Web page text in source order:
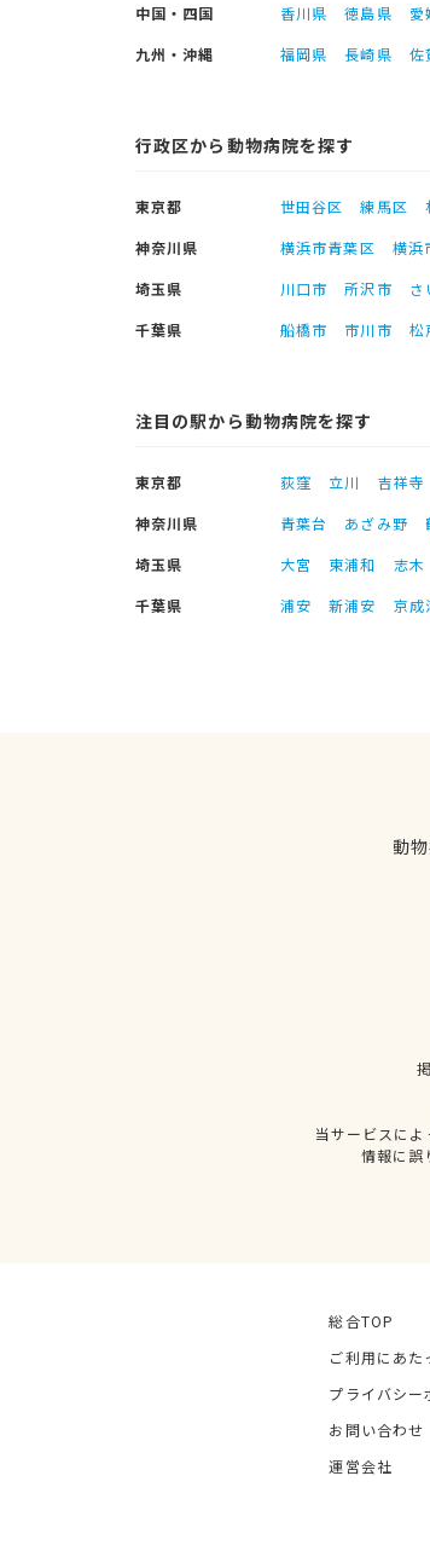
中国・四国
香川県 徳島県 愛
九州・沖縄
福岡県 長崎県 佐
行政区から動物病院を探す
東京都 世田谷区 練馬区
神奈川県
横浜市青葉区 横浜
埼玉県
川口市 所沢市 さ
千葉県
船橋市 市川市 松
注目の駅から動物病院を探す
東京都 荻窪 立川 吉祥寺
神奈川県
青葉台 あざみ野
埼玉県
大宮 東浦和 志木
千葉県
浦安 新浦安 京成
動
当サービスに
情報に誤
総合TOP
ご利用にあた
プライバシー
お問い合わせ
運営会社